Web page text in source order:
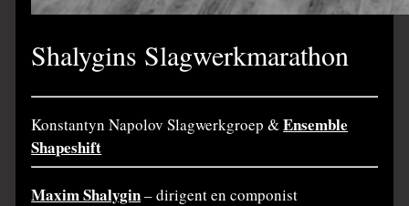
Shalygins Slagwerkmarathon
Konstantyn Napolov Slagwerkgroep &Ensemble
Shapeshift
Maxim Shalygin– dirigent en componist